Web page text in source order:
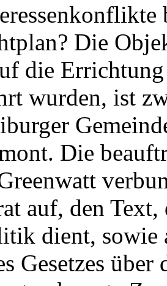
Die
die
wurden, ist
Die
auf, den
dient, sowie
Gesetzes